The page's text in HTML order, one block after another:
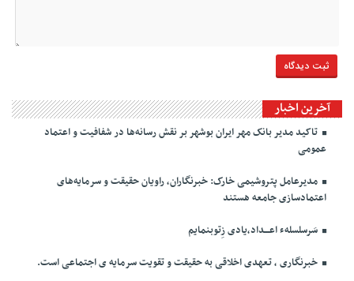
آخرین اخبار
تاکید مدیر بانک مهر ایران بوشهر بر نقش رسانه‌ها در شفافیت و اعتماد
عمومی
مدیرعامل پتروشیمی خارک: خبرنگاران، راویان حقیقت و سرمایه‌های
اعتمادسازی جامعه هستند
سَرسلسلهء اعـــداد،یادی زِتوبنمایم
خبرنگاری ، تعهدی اخلاقی به حقیقت و تقویت سرمایه ی اجتماعی است.